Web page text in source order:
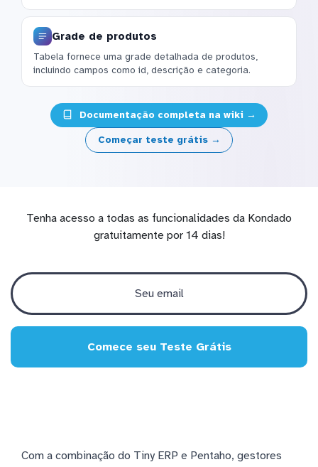
Grade de produtos
Tabela fornece uma grade detalhada de produtos,
incluindo campos como id, descrição e categoria.
Documentação completa na wiki →
Começar teste grátis →
Tenha acesso a todas as funcionalidades da Kondado
gratuitamente por 14 dias!
Comece seu Teste Grátis
Com a combinação do Tiny ERP e Pentaho, gestores